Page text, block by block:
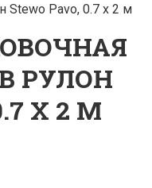
Stewo Pavo, 0.7 x 2 м
РУЛОН
X 2 М